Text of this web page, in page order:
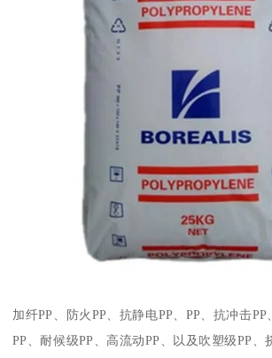
加纤PP 、防火 PP 、抗静电PP PP 、抗冲击PP
PP 、耐候级PP 、高流动PP 、以及吹塑级PP 、